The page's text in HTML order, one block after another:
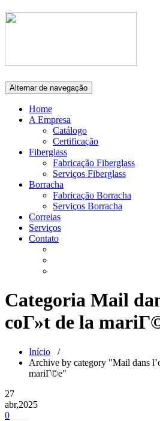
Alternar de navegação
Home
A Empresa
Catálogo
Certificação
Fiberglass
Fabricação Fiberglass
Serviços Fiberglass
Borracha
Fabricação Borracha
Serviços Borracha
Correias
Serviços
Contato
Categoria Mail
coГ»t de la
Início /
Archive by category "Mail dans
mariГ©e"
27
abr,2025
0